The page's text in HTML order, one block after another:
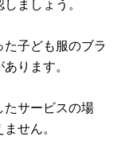
ましょう。
子ども服のブラ
ります。
たサービスの場
せん。